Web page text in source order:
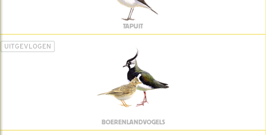
TAPUIT
UITGEVLOGEN
BOERENLANDVOGELS